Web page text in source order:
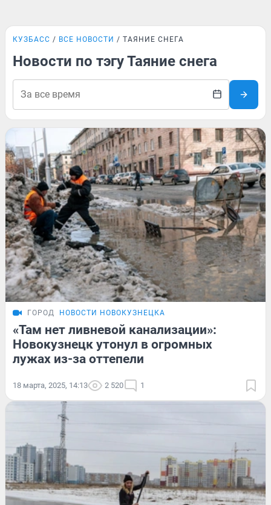
КУЗБАСС ВСЕ НОВОСТИ ТАЯНИЕ СНЕГА
Новости по тэгу Таяние снега
ГОРОД НОВОСТИ НОВОКУЗНЕЦКА
«Там нет ливневой канализации»:
Новокузнецк утонул в огромных
лужах из-за оттепели
18 марта, 2025, 14:13 2 520 1